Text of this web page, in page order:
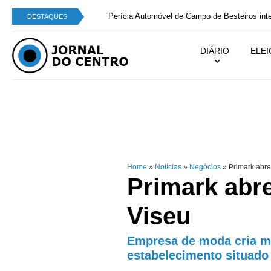
DESTAQUES Perícia Automóvel de Campo de Besteiros
DIÁRIO
Home » Notícias » Negócios » Primark
Primark
Viseu
Empresa de moda cria
estabelecimento